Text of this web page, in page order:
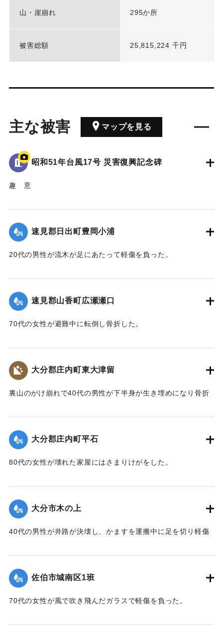
山・崖崩れ 295か所
被害総額 25,815,224 千円
主な被害 マップを見る
昭和51年台風17号 災害復興記念碑
趣 意
昭和五十一年 九月十日夕山香町は有史以来の豪雨(台風十七
号)に襲われた
降水量 三一五 ミリ
最大時間雨量 七八 ミリ
町、議会、町民はこれが復旧に全精力を傾注 爾来三年間こ
こに災害の完全復旧をみる 要した公共災害復旧事業費 約
二一億円
県の御援助と町議会並びに関係機関の労苦に感謝し後世にふ
たたび大災害を蒙ることのないよう祈念してここに災害復興
の記念碑を建立する
山香町長 渡辺政男
死者四人 山香町大字南畑 〇〇〇〇他 家族三人
家屋の流失 埋没 浸水 三四七戸
河川の決壊 一四九ヶ所
農林道の決壊 七九九ヶ所
野菜飼料作物その他 四一〇ヘクタール
被害総額二六億円（当時玄米一俵六〇キログラム一六,五
昭五一．九．一〇．一六時
災害対策本部設置 大分県対策本部設置
非常事態発生のサイレン吹鳴 全消防団員 全消防署員
速見郡日出町豊岡小浦
20代の男性が流木が足にあたって軽傷を負った。
｜固有コード:00857034
速見郡山香町広瀬瀬口
70代の女性が避難中に転倒し骨折した。
｜固有コード:00857035
大分郡庄内町東大津留
裏山のがけ崩れで40代の男性が下半身が生き埋めになり骨折
大分郡庄内町平石
80代の女性が壊れた家屋にはさまりけがをした。
｜固有コード:00857037
大分市木の上
40代の男性が井路が決壊し、かますを運搬中に足を切り軽傷
佐伯市城南区1班
70代の女性が風で吹き飛んだガラスで軽傷を負った。
｜固有コード:00857031